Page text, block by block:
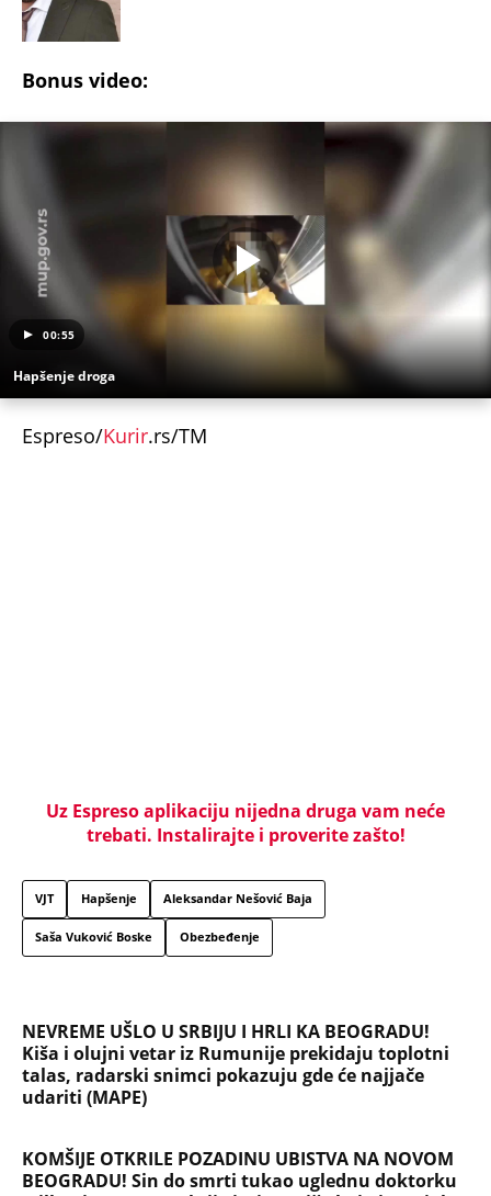
Bonus video:
00:55
Hapšenje droga
Espreso/Kurir.rs/TM
Uz Espreso aplikaciju nijedna druga vam neće
trebati. Instalirajte i proverite zašto!
VJT Hapšenje Aleksandar Nešović Baja
Saša Vuković Boske Obezbeđenje
NEVREME UŠLO U SRBIJU I HRLI KA BEOGRADU!
Kiša i olujni vetar iz Rumunije prekidaju toplotni
talas, radarski snimci pokazuju gde će najjače
udariti (MAPE)
KOMŠIJE OTKRILE POZADINU UBISTVA NA NOVOM
BEOGRADU! Sin do smrti tukao uglednu doktorku